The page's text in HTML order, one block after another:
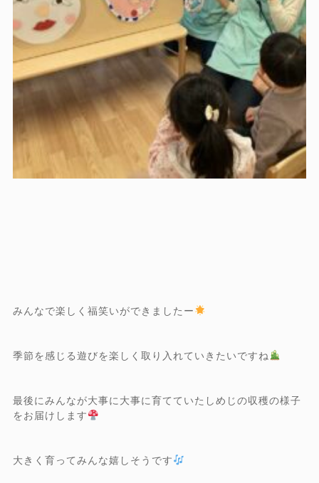
みんなで楽しく福笑いができましたー
季節を感じる遊びを楽しく取り入れていきたいですね
最後にみんなが大事に大事に育てていたしめじの収穫の様子
をお届けします
大きく育ってみんな嬉しそうです